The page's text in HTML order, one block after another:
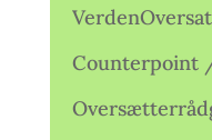
VerdenOversat
Counterpoint